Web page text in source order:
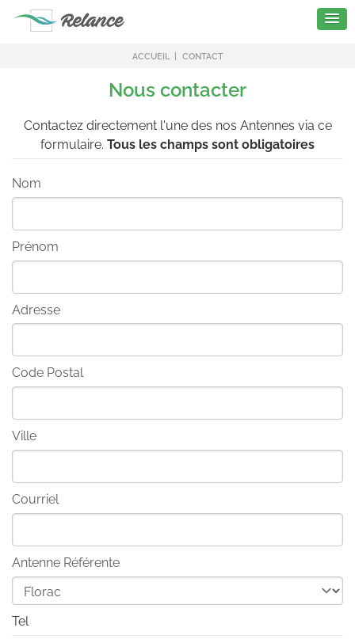
ACCUEIL CONTACT
Nous contacter
Contactez directement l'une des nos Antennes via ce
formulaire. Tous les champs sont obligatoires
Nom
Prénom
Adresse
Code Postal
Ville
Courriel
Antenne Référente
Tel